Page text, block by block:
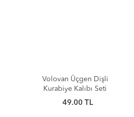
Volovan Üçgen Dişli
Kurabiye Kalıbı Seti
49.00 TL